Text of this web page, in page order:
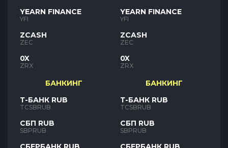
YEARN FINANCE
YFI
ZCASH
ZEC
0X
ZRX
БАНКИНГ
Т-БАНК RUB
TCSBRUB
СБП RUB
SBPRUB
YEARN FINANCE
YFI
ZCASH
ZEC
0X
ZRX
БАНКИНГ
Т-БАНК RUB
TCSBRUB
СБП RUB
SBPRUB